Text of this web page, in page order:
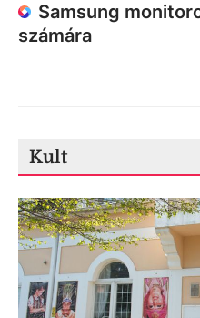
Samsung
számára
Kult